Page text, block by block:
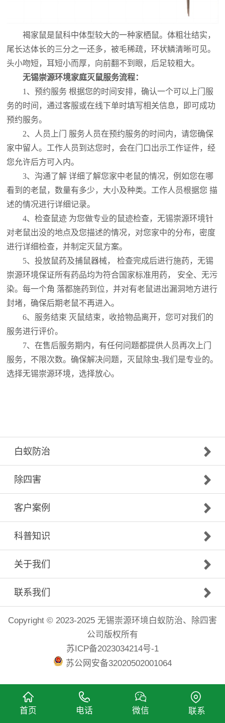
褐家鼠是鼠科中体型较大的一种家栖鼠。体粗壮结实，
尾长达体长的三分之一还多，被毛稀疏，环状鳞清晰可见。
头小吻短，耳短小而厚，向前翻不到眼，后足较粗大。
无锡崇源环境家庭灭鼠服务流程：
1、预约服务 根据您的时间安排，确认一个可以上门服
务的时间，通过客服或在线下单时填写相关信息，即可成功
预约服务。
2、人员上门 服务人员在预约服务的时间内，请您确保
家中留人。工作人员到达您时，会在门口出示工作证件，经
您允许后方可入内。
3、沟通了解 详细了解您家中老鼠的情况，例如您在哪
看到的老鼠，数量有多少，大小及种类。工作人员根据您 描
述的情况进行详细记录。
4、检查鼠迹 为您做专业的鼠迹检查，无锡崇源环境针
对老鼠出没的地点及您描述的情况，对您家中的分布，密度
进行详细检查，并制定灭鼠方案。
5、投放鼠药及捕鼠器械， 检查完成后进行施药，无锡
崇源环境保证所有药品均为符合国家标准用药， 安全、无污
染。每一个角 落都施药到位，并对有老鼠进出漏洞地方进行
封堵，确保后期老鼠不再进入。
6、服务结束 灭鼠结束，收拾物品离开，您可对我们的
服务进行评价。
7、在售后服务期内，有任何问题都提供人员再次上门
服务，不限次数。确保解决问题，灭鼠除虫-我们是专业的。
选择无锡崇源环境，选择放心。
白蚁防治
除四害
客户案例
科普知识
关于我们
联系我们
Copyright © 2023-2025 无锡崇源环境白蚁防治、除四害
公司版权所有
苏ICP备2023034214号-1
苏公网安备32020502001064
首页 电话 微信 联系